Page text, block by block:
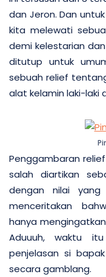
dan Jeron. Dan
kita melewati
demi kelestarian
ditutup untuk
sebuah relief
alat kelamin laki-laki
Penggambaran
salah diartikan
dengan nilai yang
menceritakan
hanya
Aduuuh, waktu
penjelasan si
secara gamblang.